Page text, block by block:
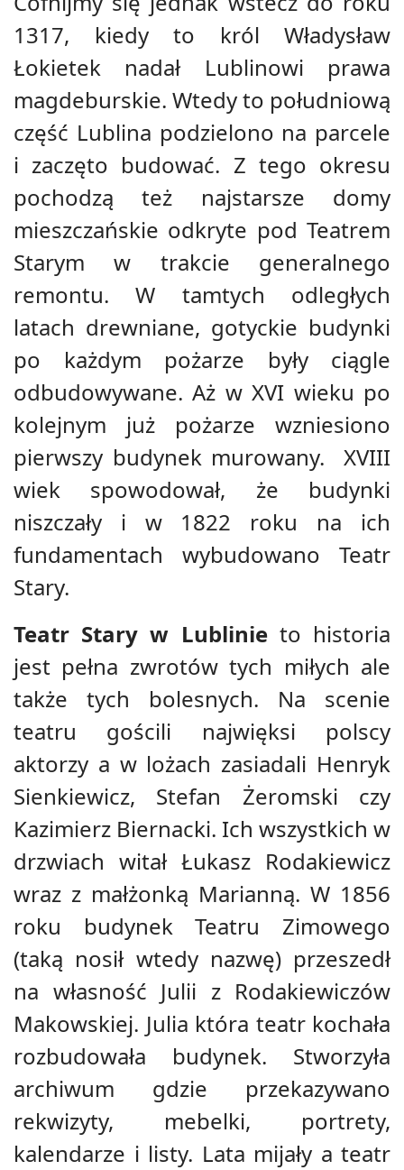
1317, kiedy to król Władysław
Łokietek nadał Lublinowi prawa
magdeburskie. Wtedy to południową
część Lublina podzielono na parcele
i zaczęto budować. Z tego okresu
pochodzą też najstarsze domy
mieszczańskie odkryte pod Teatrem
Starym w trakcie generalnego
remontu. W tamtych odległych
latach drewniane, gotyckie budynki
po każdym pożarze były ciągle
odbudowywane. Aż w XVI wieku po
kolejnym już pożarze wzniesiono
pierwszy budynek murowany. XVIII
wiek spowodował, że budynki
niszczały i w 1822 roku na ich
fundamentach wybudowano Teatr
Stary.
Teatr Stary w Lublinieto historia
jest pełna zwrotów tych miłych ale
także tych bolesnych. Na scenie
teatru gościli najwięksi polscy
aktorzy a w lożach zasiadali Henryk
Sienkiewicz, Stefan Żeromski czy
Kazimierz Biernacki. Ich wszystkich w
drzwiach witał Łukasz Rodakiewicz
wraz z małżonką Marianną. W 1856
roku budynek Teatru Zimowego
(taką nosił wtedy nazwę) przeszedł
na własność Julii z Rodakiewiczów
Makowskiej. Julia która teatr kochała
rozbudowała budynek. Stworzyła
archiwum gdzie przekazywano
rekwizyty, mebelki, portrety,
kalendarze i listy. Lata mijały a teatr